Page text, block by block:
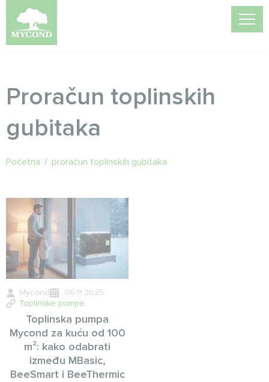
Proračun toplinskih
gubitaka
Početna / proračun toplinskih gubitaka
Mycond
06.11.2025
Toplinske pumpe
Toplinska pumpa
Mycond za kuću od 100
m²: kako odabrati
između MBasic,
BeeSmart i BeeThermic